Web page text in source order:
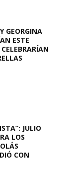
GEORGINA
ESTE
JULIO
LOS
CON